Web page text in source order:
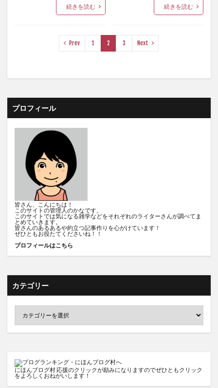
続きを読む 続きを読む
Prev 1 2 3 Next
プロフィール
皆さん、こんにちは！
このサイトの管理人のかなです。
このサイトでは気になる雑学などをそれぞれのライターさんが調べてま
とめていきます。
皆さんのあるあるや約立つ記事作りを心がけています！
ぜひともお役たてくださいね！！
プロフィールはこちら
カテゴリー
にほんブログ村 応援のクリックが励みになりますのでぜひともクリック
をよろしくおねがいします！